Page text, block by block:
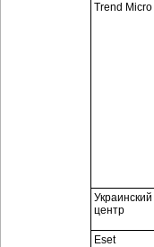
Trend Micro
центр
Eset